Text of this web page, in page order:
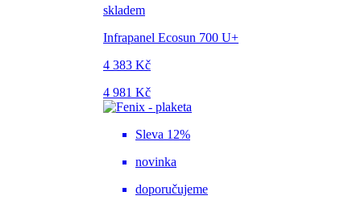
skladem
Infrapanel Ecosun 700 U+
4 383 Kč
4 981 Kč
Sleva 12%
novinka
doporučujeme